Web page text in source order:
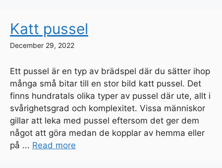
Katt pussel
December 29, 2022
Ett pussel är en typ av brädspel där du sätter ihop
många små bitar till en stor bild katt pussel. Det
finns hundratals olika typer av pussel där ute, allt i
svårighetsgrad och komplexitet. Vissa människor
gillar att leka med pussel eftersom det ger dem
något att göra medan de kopplar av hemma eller
på ... Read more